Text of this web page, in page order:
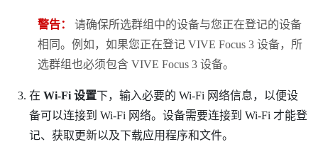
警告：
请确保所选群组中的设备与您正在登记的设备
相同。例如，如果您正在登记VIVE Focus 3 设备，所
选群组也必须包含VIVE Focus 3 设备。
在 Wi-Fi 设置下，输入必要的 Wi-Fi 网络信息，以便设
备可以连接到 Wi-Fi 网络。设备需要连接到 Wi-Fi 才能登
记、获取更新以及下载应用程序和文件。